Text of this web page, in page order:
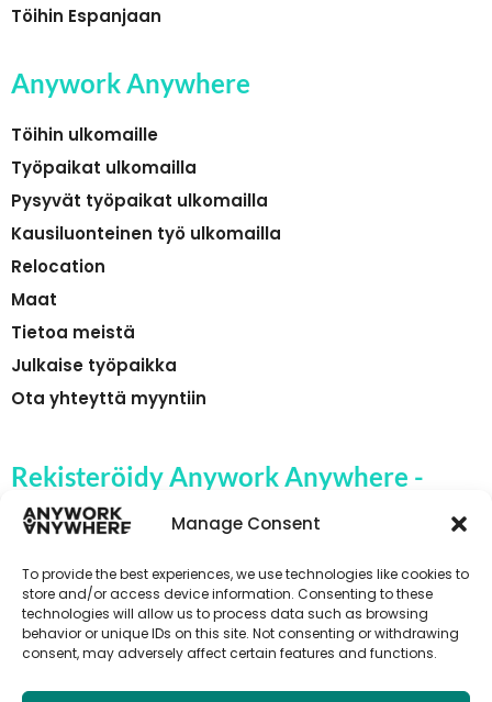
Manage Consent
To provide the best experiences, we use technologies like cookies to
store and/or access device information. Consenting to these
technologies will allow us to process data such as browsing
behavior or unique IDs on this site. Not consenting or withdrawing
consent, may adversely affect certain features and functions.
Töihin Espanjaan
Anywork Anywhere
Töihin ulkomaille
Työpaikat ulkomailla
Pysyvät työpaikat ulkomailla
Kausiluonteinen työ ulkomailla
Relocation
Maat
Tietoa meistä
Julkaise työpaikka
Ota yhteyttä myyntiin
Rekisteröidy Anywork Anywhere -
yrityksen työpaikkahälytyksiin
🌞 VASTAANOTA TYÖPAIKKAILMOITUKSET